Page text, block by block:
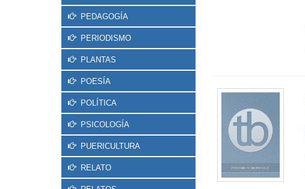
PEDAGOGÍA
PERIODISMO
PLANTAS
POESÍA
POLÍTICA
PSICOLOGÍA
PUERICULTURA
RELATO